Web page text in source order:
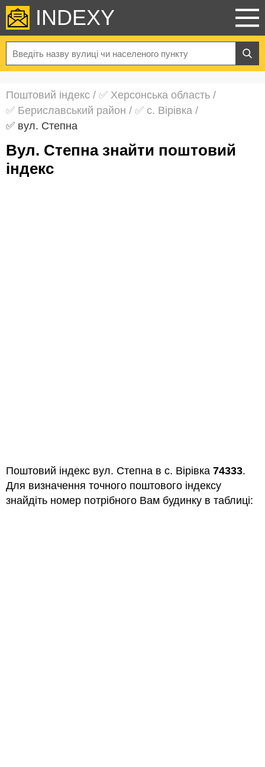
INDEXY
Поштовий індекс / ✅ Херсонська область /
✅ Бериславський район / ✅ с. Вірівка /
✅ вул. Степна
вул. Степна знайти поштовий
індекс
Поштовий індекс вул. Степна в с. Вірівка 74333.
Для визначення точного поштового індексу
знайдіть номер потрібного Вам будинку в таблиці: